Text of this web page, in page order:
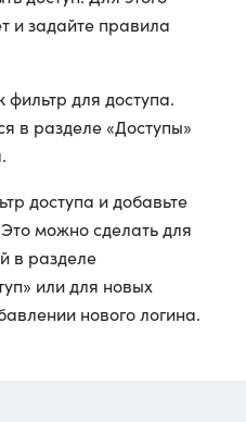
и задайте правила
фильтр для доступа.
в разделе «Доступы»
доступа и добавьте
можно сделать для
в разделе
или для новых
нового логина.